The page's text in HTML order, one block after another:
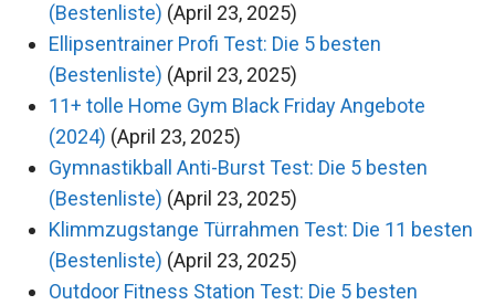
(Bestenliste) (April 23, 2025)
Ellipsentrainer Profi Test: Die 5 besten
(Bestenliste) (April 23, 2025)
11+ tolle Home Gym Black Friday Angebote
(2024) (April 23, 2025)
Gymnastikball Anti-Burst Test: Die 5 besten
(Bestenliste) (April 23, 2025)
Klimmzugstange Türrahmen Test: Die 11 besten
(Bestenliste) (April 23, 2025)
Outdoor Fitness Station Test: Die 5 besten